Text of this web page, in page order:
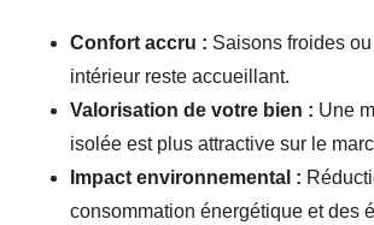
Confort accru : Saisons froides
intérieur reste accueillant.
Valorisation de votre bien : Une
isolée est plus attractive sur le
Impact environnemental :
consommation énergétique et des